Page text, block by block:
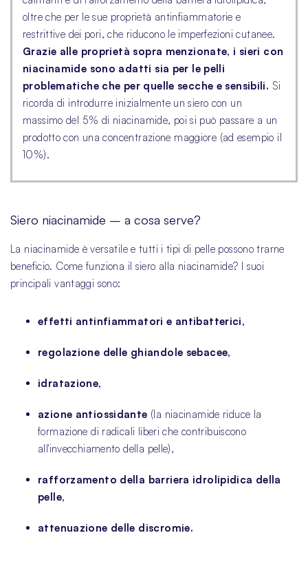
oltre che per le sue proprietà antinfiammatorie e
restrittive dei pori, che riducono le imperfezioni cutanee.
Grazie alle proprietà sopra menzionate, i sieri con
niacinamide sono adatti sia per le pelli
problematiche che per quelle secche e sensibili. Si
ricorda di introdurre inizialmente un siero con un
massimo del 5% di niacinamide, poi si può passare a un
prodotto con una concentrazione maggiore (ad esempio il
10%).
Siero niacinamide – a cosa serve?
La niacinamide è versatile e tutti i tipi di pelle possono trarne
beneficio. Come funziona il siero alla niacinamide? I suoi
principali vantaggi sono:
effetti antinfiammatori e antibatterici,
regolazione delle ghiandole sebacee,
idratazione,
azione antiossidante (la niacinamide riduce la
formazione di radicali liberi che contribuiscono
all'invecchiamento della pelle),
rafforzamento della barriera idrolipidica della
pelle,
attenuazione delle discromie.